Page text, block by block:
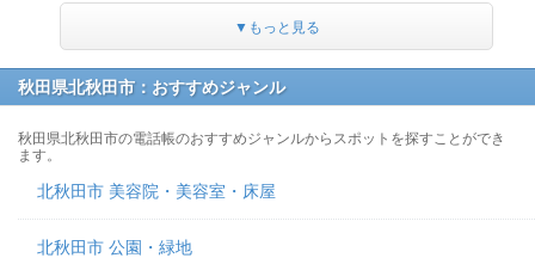
▼もっと見る
秋田県北秋田市：おすすめジャンル
秋田県北秋田市の電話帳のおすすめジャンルからスポットを探すことができ
ます。
北秋田市 美容院・美容室・床屋
北秋田市 公園・緑地